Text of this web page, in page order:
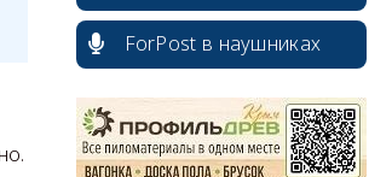
ForPost в наушниках